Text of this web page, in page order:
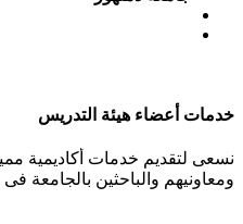
خدمات أعضاء هيئة التدريس
نسعى لتقديم خدمات أكاديمية
ومعاونيهم والباحثين بالجامعة